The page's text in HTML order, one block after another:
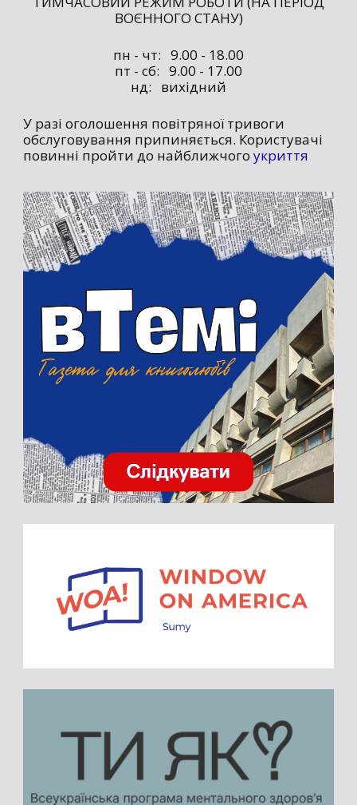
ВОЄННОГО СТАНУ)
пн - чт: 9.00 - 18.00
пт - сб: 9.00 - 17.00
нд: вихідний
У разі оголошення повітряної тривоги
обслуговування припиняється. Користувачі
повинні пройти до найближчого укриття